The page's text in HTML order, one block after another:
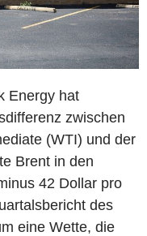
Energy hat
zwischen
(WTI) und der
Brent in den
42 Dollar pro
des
eine Wette, die